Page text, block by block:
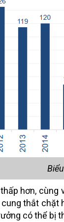
hơn, cùng
thắt chặt
có thể bị